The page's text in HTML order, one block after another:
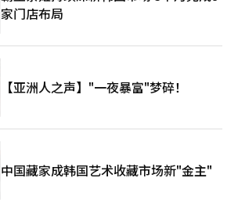
家门店布局
【亚洲人之声】"一夜暴富"梦碎！
中国藏家成韩国艺术收藏市场新"金主"